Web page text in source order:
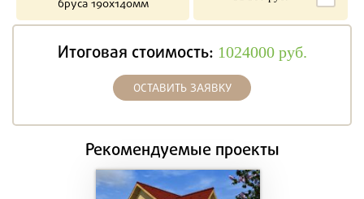
бруса 190х140мм
Итоговая стоимость: 1024000 руб.
ОСТАВИТЬ ЗАЯВКУ
Рекомендуемые проекты